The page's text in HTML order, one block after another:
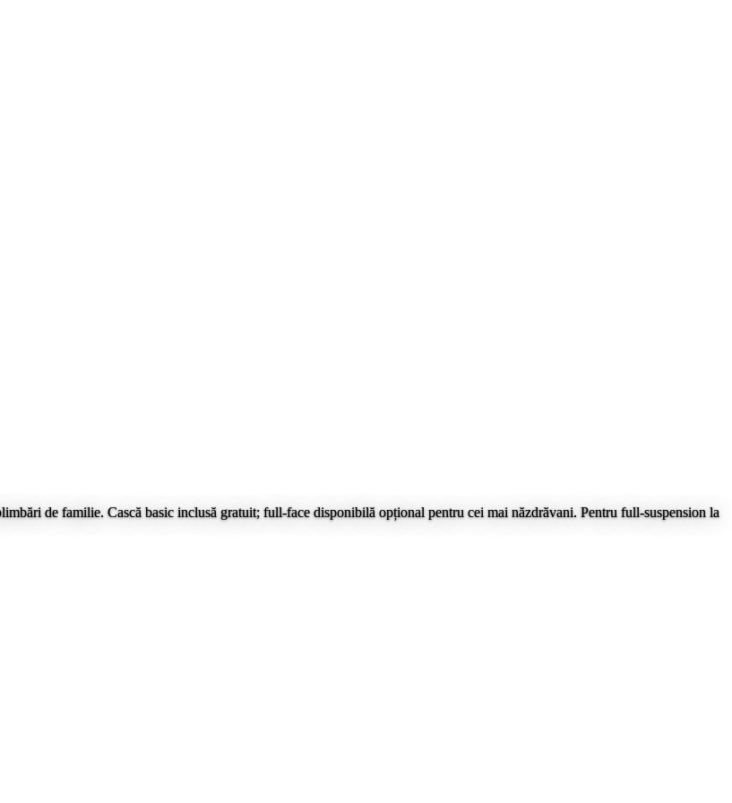
de familie. Cască basic inclusă gratuit; full-face disponibilă opțional pentru cei mai năzdrăvani. Pentru full-suspension la